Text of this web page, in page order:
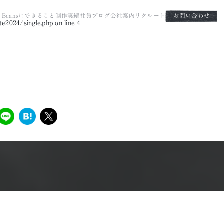
にできること 制作実績 社員ブログ 会社案内 リクルート お問い合わせ
single.php on line4